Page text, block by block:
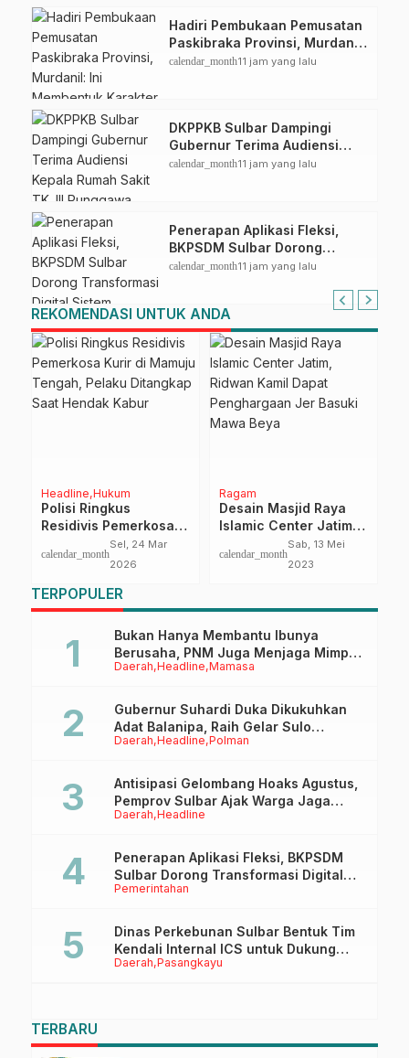
Hadiri Pembukaan Pemusatan
Paskibraka Provinsi, Murdanil:
Ini Membentuk Karakter
calendar_month11 jam yang lalu
DKPPKB Sulbar Dampingi
Gubernur Terima Audiensi
Kepala Rumah Sakit TK. III
calendar_month11 jam yang lalu
Penerapan Aplikasi Fleksi,
BKPSDM Sulbar Dorong
Transformasi Digital Sistem
calendar_month11 jam yang lalu
REKOMENDASI UNTUK ANDA
Headline Hukum
Polisi Ringkus
Residivis Pemerkosa
Kurir di Mamuju
Tengah, Pelaku
Hendak Kabur
calendar_month
Sel, 24 Mar
2026
Ragam
Desain Masjid Raya
Islamic Center Jatim,
Ridwan Kamil Dapat
Penghargaan Jer
calendar_month
Sab, 13 Mei
2023
TERPOPULER
Daerah Headline Mamasa
Bukan Hanya Membantu Ibunya
Berusaha, PNM Juga Menjaga Mimpi
Anaknya Untuk Menggapai Cita-Cita
Daerah Headline Polman
Gubernur Suhardi Duka Dikukuhkan
Adat Balanipa, Raih Gelar Sulo
Tappidena
Daerah Headline
Antisipasi Gelombang Hoaks Agustus,
Pemprov Sulbar Ajak Warga Jaga
Ruang Digital
Pemerintahan
Penerapan Aplikasi Fleksi, BKPSDM
Sulbar Dorong Transformasi Digital
Sistem Kehadiran ASN
Daerah Pasangkayu
Dinas Perkebunan Sulbar Bentuk Tim
Kendali Internal ICS untuk Dukung
Sertifikasi ISPO Pekebun di
TERBARU